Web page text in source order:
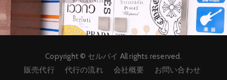
Copyright © セルバイ All rights reserved.
販売代行
代行の流れ 会社概要
お問い合わせ